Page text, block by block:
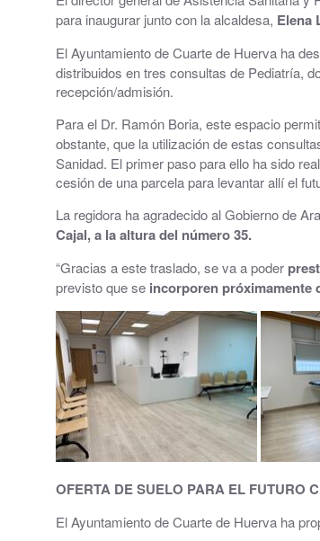
Atención al Ciudadano
Ayuntamiento Online
El Tiempo en Cuarte de Huerva
Redes Sociales
para inaugurar junto con la alcaldesa, Elena
El Ayuntamiento de Cuarte de Huerva ha
distribuidos en tres consultas de Pediatría,
recepción/admisión.
Para el Dr. Ramón Boria, este espacio
obstante, que la utilización de estas
Sanidad. El primer paso para ello ha sido
cesión de una parcela para levantar allí el
La regidora ha agradecido al Gobierno de
Cajal, a la altura del número 35.
“Gracias a este traslado, se va a poder
previsto que se incorporen próximamente
OFERTA DE SUELO PARA EL FUTURO
El Ayuntamiento de Cuarte de Huerva ha